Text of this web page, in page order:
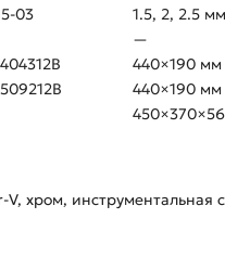
03
1.5, 2, 2.5 мм
—
440×190 мм
440×190 мм
хром, инструментальная